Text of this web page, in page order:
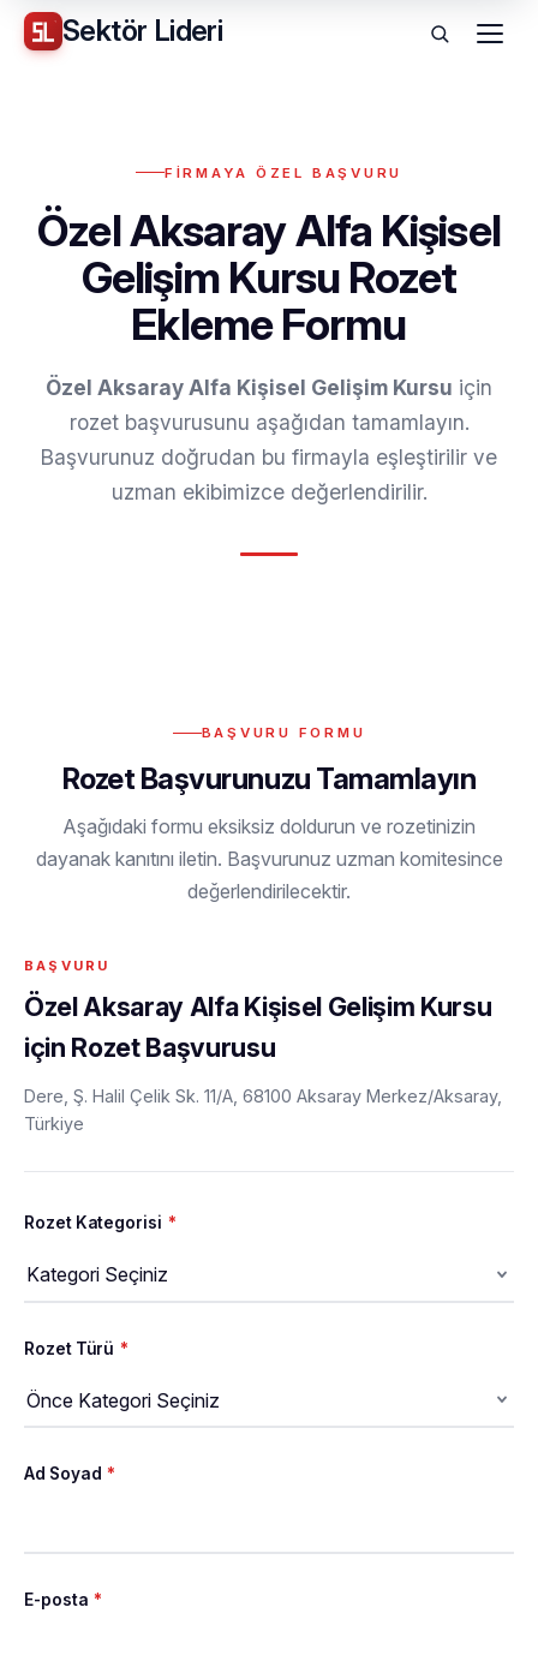
Sektör Lideri Menü
FIRMAYA ÖZEL BAŞVURU
Özel Aksaray Alfa Kişisel
Gelişim Kursu Rozet
Ekleme Formu
Özel Aksaray Alfa Kişisel Gelişim Kursu için
rozet başvurusunu aşağıdan tamamlayın.
Başvurunuz doğrudan bu firmayla eşleştirilir ve
uzman ekibimizce değerlendirilir.
BAŞVURU FORMU
Rozet Başvurunuzu Tamamlayın
Aşağıdaki formu eksiksiz doldurun ve rozetinizin
dayanak kanıtını iletin. Başvurunuz uzman komitesince
değerlendirilecektir.
Özel Aksaray Alfa Kişisel Gelişim Kursu
için Rozet Başvurusu
Dere, Ş. Halil Çelik Sk. 11/A, 68100 Aksaray Merkez/Aksaray,
Türkiye
Rozet Kategorisi *
Rozet Türü *
Ad Soyad *
E-posta *